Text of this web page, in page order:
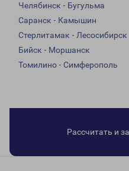
Челябинск - Бугульма
Саранск - Камышин
Стерлитамак - Лесосибирск
Бийск - Моршанск
Томилино - Симферополь
Рассчитать и